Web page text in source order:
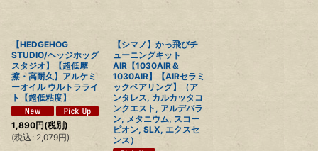
【HEDGEHOG
STUDIO/ヘッジホッグ
スタジオ】【超低摩
擦・高耐久】アルケミ
ーオイル ウルトラライ
ト【超低粘度】
1,890円(税別)
(税込 : 2,079円)
【シマノ】かっ飛びチ
ューニングキット
AIR【1030AIR＆
1030AIR】【AIRセラミ
ックベアリング】（ア
ンタレス, カルカッタコ
ンクエスト, アルデバラ
ン, メタニウム, スコー
ピオン, SLX, エクスセ
ンス）